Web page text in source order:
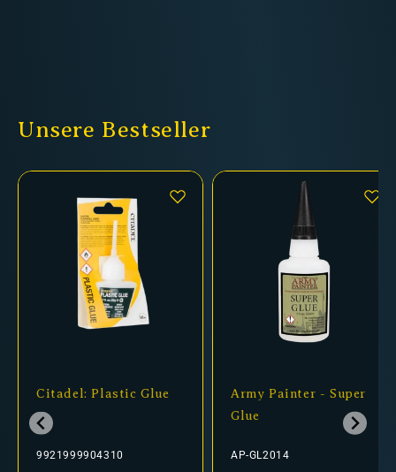
Unsere Bestseller
Citadel: Plastic Glue
9921999904310
Army Painter - Super
Glue
AP-GL2014